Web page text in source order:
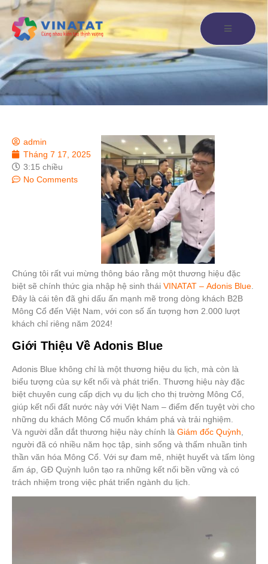
admin
Tháng 7 17, 2025
3:15 chiều
No Comments
Chúng tôi rất vui mừng thông báo rằng một thương hiệu đặc
biệt sẽ chính thức gia nhập hệ sinh thái VINATAT – Adonis Blue.
Đây là cái tên đã ghi dấu ấn mạnh mẽ trong dòng khách B2B
Mông Cổ đến Việt Nam, với con số ấn tượng hơn 2.000 lượt
khách chỉ riêng năm 2024!
Giới Thiệu Về Adonis Blue
Adonis Blue không chỉ là một thương hiệu du lịch, mà còn là
biểu tượng của sự kết nối và phát triển. Thương hiệu này đặc
biệt chuyên cung cấp dịch vụ du lịch cho thị trường Mông Cổ,
giúp kết nối đất nước này với Việt Nam – điểm đến tuyệt vời cho
những du khách Mông Cổ muốn khám phá và trải nghiệm.
Và người dẫn dắt thương hiệu này chính là Giám đốc Quỳnh,
người đã có nhiều năm học tập, sinh sống và thấm nhuần tinh
thần văn hóa Mông Cổ. Với sự đam mê, nhiệt huyết và tấm lòng
ấm áp, GĐ Quỳnh luôn tạo ra những kết nối bền vững và có
trách nhiệm trong việc phát triển ngành du lịch.